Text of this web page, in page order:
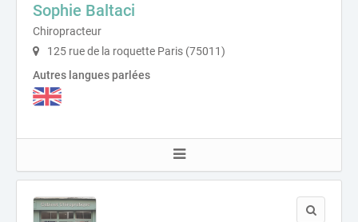
Sophie Baltaci
Chiropracteur
125 rue de la roquette Paris (75011)
Autres langues parlées